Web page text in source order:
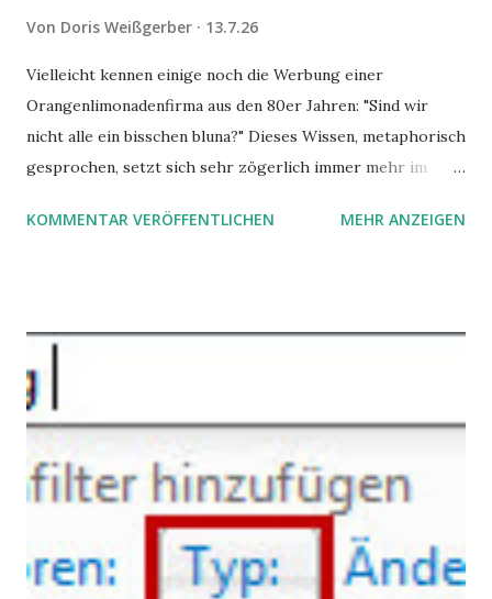
Von Doris Weißgerber 13.7.26
Vielleicht kennen einige noch die Werbung einer
Orangenlimonadenfirma aus den 80er Jahren: "Sind wir
nicht alle ein bisschen bluna?" Dieses Wissen, metaphorisch
gesprochen, setzt sich sehr zögerlich immer mehr im
gleich. Im Arbeitskontext kann es zu nicht verstandenen
Angstzuständen ihrer Mitglieder. Dafür könnte es Gründe
geben, die weitgehend noch im Dunkeln zu liegen scheinen.
KOMMENTAR VERÖFFENTLICHEN MEHR ANZEIGEN